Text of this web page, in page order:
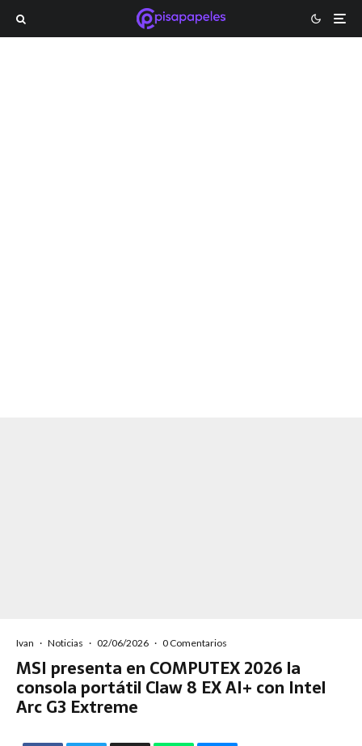
Ivan · Noticias · 02/06/2026 · 0 Comentarios
MSI presenta en COMPUTEX 2026 la
consola portátil Claw 8 EX AI+ con Intel
Arc G3 Extreme